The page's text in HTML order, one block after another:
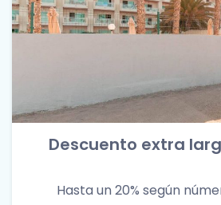
Descuento extra
Hasta un 20% según